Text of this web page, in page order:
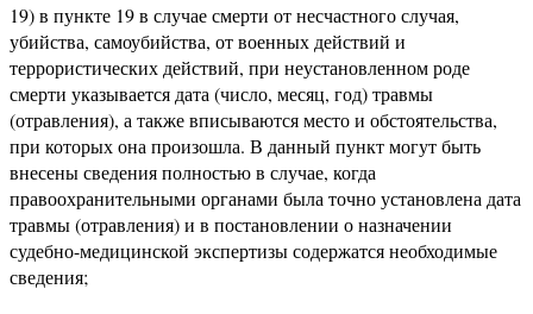
19) в пункте 19 в случае смерти от несчастного случая,
убийства, самоубийства, от военных действий и
террористических действий, при неустановленном роде
смерти указывается дата (число, месяц, год) травмы
(отравления), а также вписываются место и обстоятельства,
при которых она произошла. В данный пункт могут быть
внесены сведения полностью в случае, когда
правоохранительными органами была точно установлена дата
травмы (отравления) и в постановлении о назначении
судебно-медицинской экспертизы содержатся необходимые
сведения;